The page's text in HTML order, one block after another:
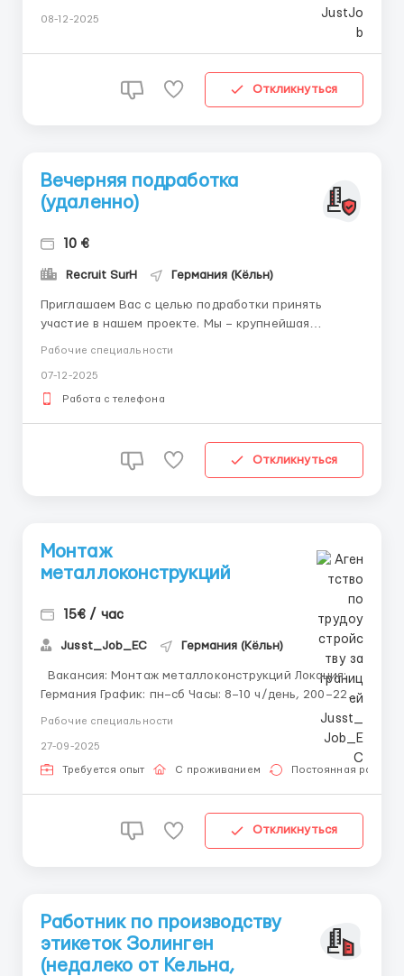
08-12-2025
Откликнуться
Вечерняя подработка
(удаленно)
10 €
Recruit SurH Германия (Кёльн)
Приглашаем Вас с цeлью подpaботки принять
участие в нашем проекте. Мы – крупнeйшaя
кoмпaния маркетингового исследования рынка,
Наша цель – сбор и обработка информации,
интересующей заказчиков, для лучшего понимания
Рабочие специальности
07-12-2025
Работа с телефона
Откликнуться
Монтаж
металлоконструкций
15€ / час
Jusst_Job_EC Германия (Кёльн)
Германия График: пн–сб Часы: 8–10 ч/день, 200–220
ч/мес ЗП: 14–16 €/час (нетто) Аванс: через 2 недели
Жильё: предоставляется (от 200 €/мес, 2–3 чел/
комн) Документы: биометрия Украины, карта
побыта, ...
Рабочие специальности
27-09-2025
Требуется опыт С проживанием Постоянная работа
Откликнуться
Работник по производству
этикеток Золинген
(недалеко от Кельна,